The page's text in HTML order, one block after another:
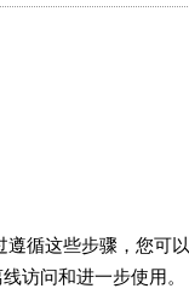
遵循这些步骤，您可以
访问和进一步使用。